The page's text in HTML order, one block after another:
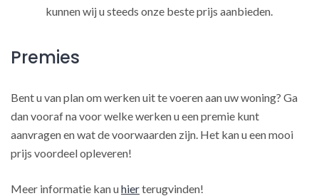
kunnen wij u steeds onze beste prijs aanbieden.
Premies
Bent u van plan om werken uit te voeren aan uw woning? Ga
dan vooraf na voor welke werken u een premie kunt
aanvragen en wat de voorwaarden zijn. Het kan u een mooi
prijs voordeel opleveren!
Meer informatie kan uhierterugvinden!